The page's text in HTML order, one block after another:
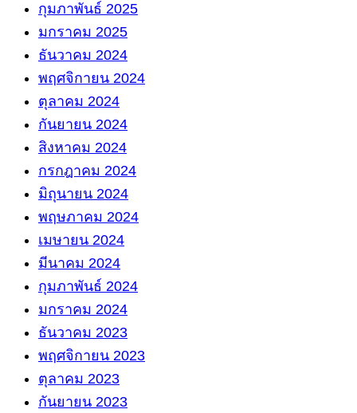
กุมภาพันธ์ 2025
มกราคม 2025
ธันวาคม 2024
พฤศจิกายน 2024
ตุลาคม 2024
กันยายน 2024
สิงหาคม 2024
กรกฎาคม 2024
มิถุนายน 2024
พฤษภาคม 2024
เมษายน 2024
มีนาคม 2024
กุมภาพันธ์ 2024
มกราคม 2024
ธันวาคม 2023
พฤศจิกายน 2023
ตุลาคม 2023
กันยายน 2023